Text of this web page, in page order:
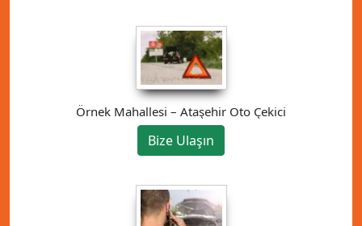
Örnek Mahallesi – Ataşehir Oto Çekici
Bize Ulaşın